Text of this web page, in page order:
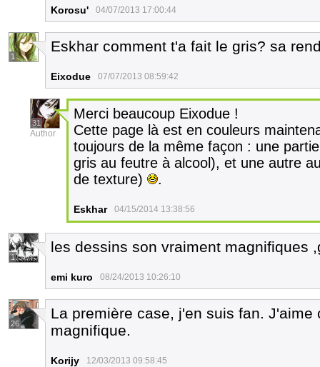
Korosu' 04/07/2013 17:00:44
1
Eskhar comment t'a fait le gris? sa
Eixodue 07/07/2013 08:59:42
31
Author
Merci beaucoup Eixodue !
Cette page là est en couleurs
toujours de la même façon : une
gris au feutre à alcool), et une autre
de texture)
.
Eskhar 04/15/2014 13:38:56
1
les dessins son vraiment magnifiques
emi kuro 08/24/2013 10:26:10
26
La première case, j'en suis fan.
magnifique.
Korijy 12/03/2013 09:58:45